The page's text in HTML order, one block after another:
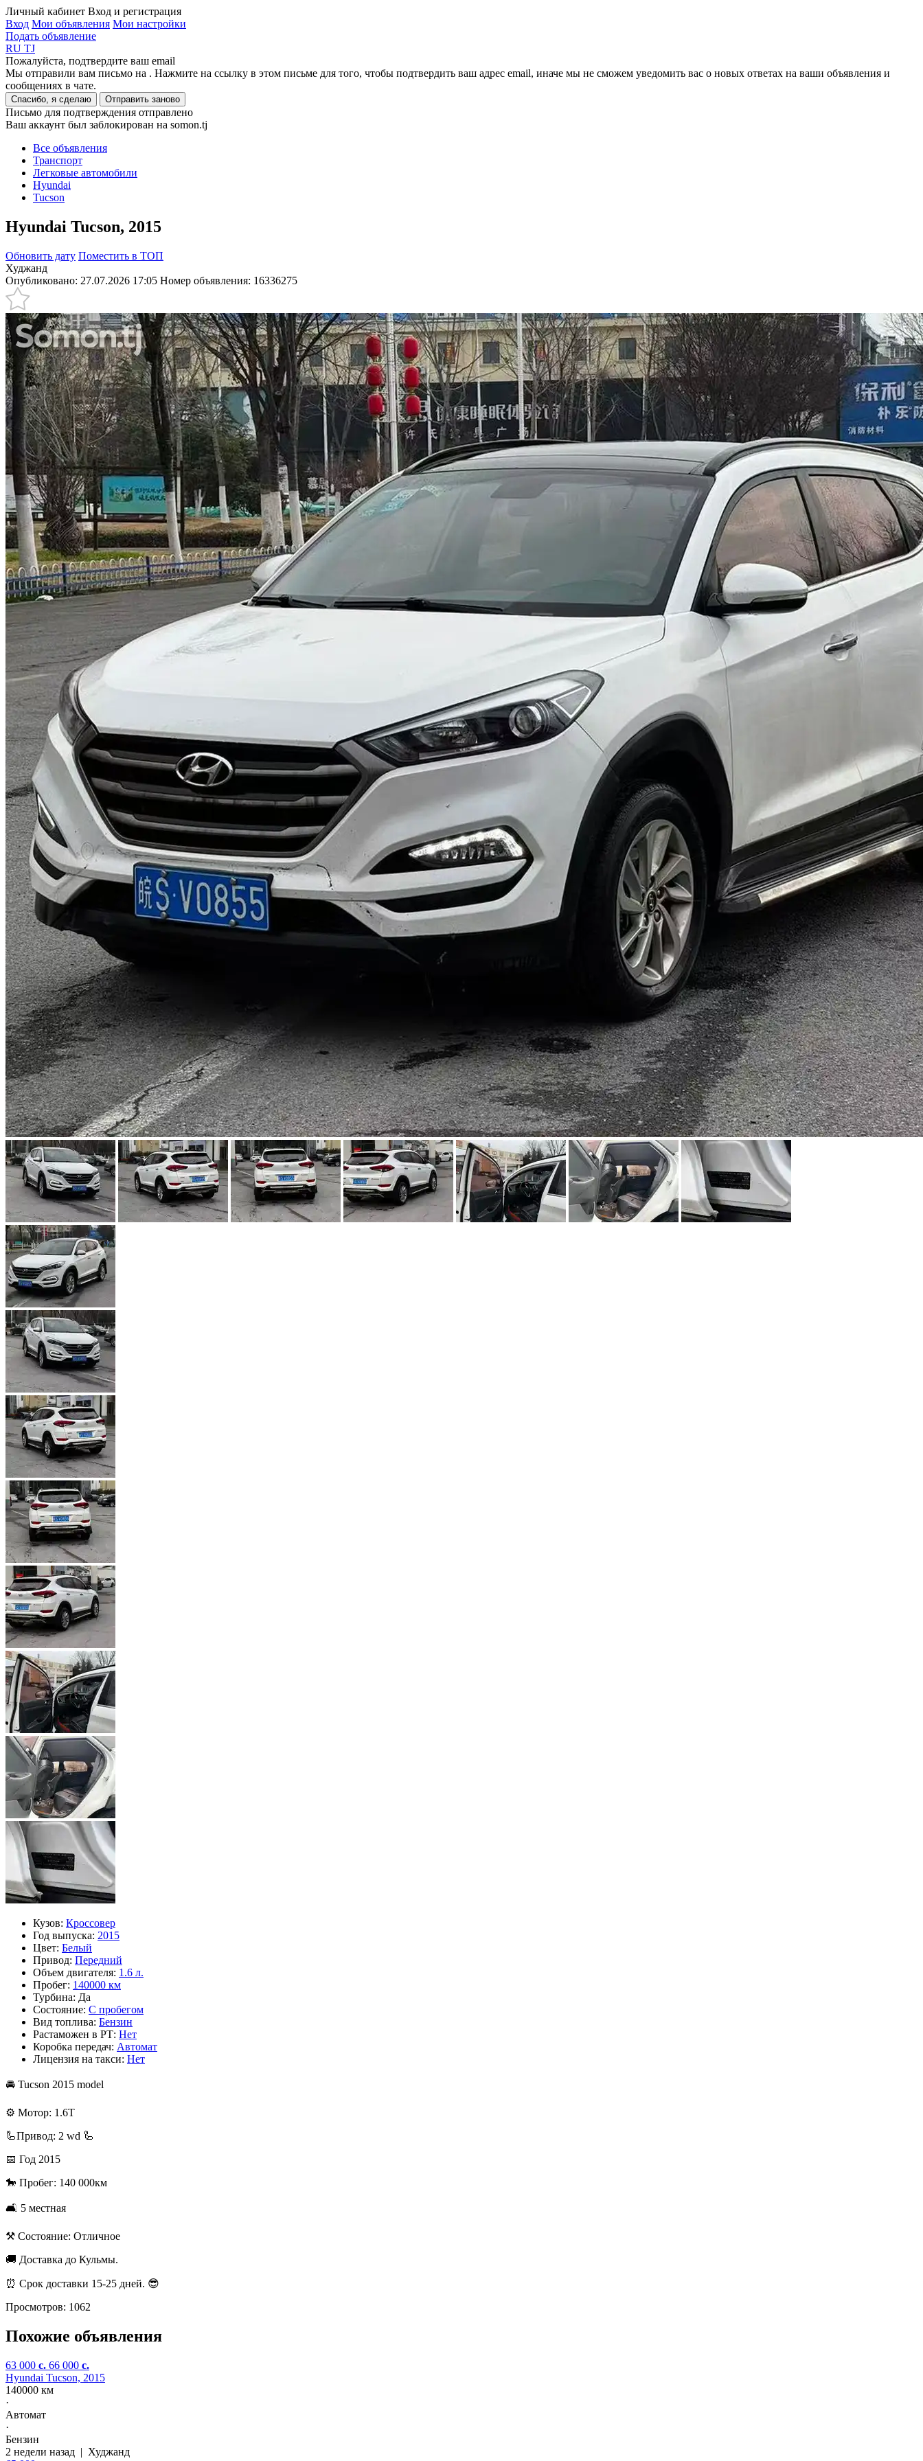
Личный кабинет Вход и регистрация
Вход Мои объявления Мои настройки
Подать объявление
RU TJ
Пожалуйста, подтвердите ваш email
Мы отправили вам письмо на . Нажмите на ссылку в этом письме для того, чтобы подтвердить ваш адрес email, иначе мы не сможем уведомить вас о новых ответах на ваши объявления и
сообщениях в чате.
Спасибо, я сделаю Отправить заново
Письмо для подтверждения отправлено
Ваш аккаунт был заблокирован на somon.tj
Все объявления
Транспорт
Легковые автомобили
Hyundai
Tucson
Hyundai Tucson, 2015
Обновить дату Поместить в ТОП
Худжанд
Опубликовано: 27.07.2026 17:05 Номер объявления: 16336275
Кузов: Кроссовер
Год выпуска: 2015
Цвет: Белый
Привод: Передний
Объем двигателя: 1.6 л.
Пробег: 140000 км
Турбина: Да
Состояние: С пробегом
Вид топлива: Бензин
Растаможен в РТ: Нет
Коробка передач: Автомат
Лицензия на такси: Нет
🚘 Tucson 2015 model
⚙️ Мотор: 1.6T
🦾Привод: 2 wd 🦾
📅 Год 2015
🐎 Пробег: 140 000км
🛋️ 5 местная
⚒️ Состояние: Отличное
🚚 Доставка до Кульмы.
⏰ Срок доставки 15-25 дней. 😎
Просмотров: 1062
Похожие объявления
63 000 c. 66 000 c.
Hyundai Tucson, 2015
140000 км
·
Автомат
·
Бензин
2 недели назад | Худжанд